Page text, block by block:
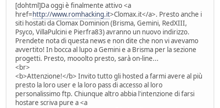
[dohtml]Da oggi è finalmente attivo <a
href=http://www.romhacking.it>Clomax.it</a>. Presto anche i
siti hostati da Clomax Dominion (Brisma, Gemini, RedXIII,
Psyco, VillaPulcini e Pierfra83) avranno un nuovo indirizzo.
Prendete nota di questa news e non dite che non vi avevamo
avvertito! In bocca al lupo a Gemini e a Brisma per la sezione
progetti. Presto, mooolto presto, sarà on-line...
<br>
<b>Attenzione!</b> Invito tutto gli hosted a farmi avere al più
presto la loro user e la loro pass di accesso al loro
personalissimo ftp. Chiunque altro abbia l'intenzione di farsi
hostare scriva pure a <a